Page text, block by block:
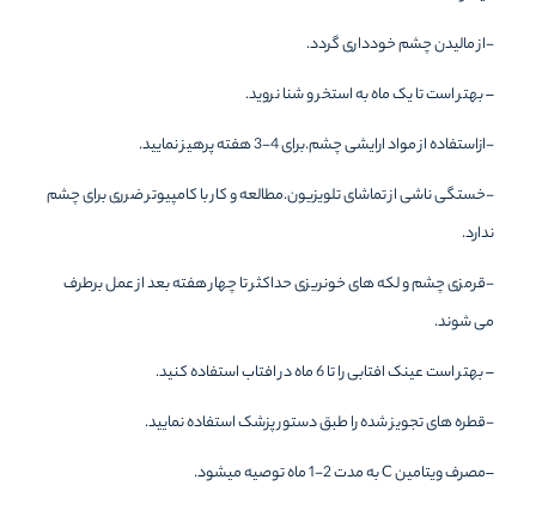
-از مالیدن چشم خودداری گردد.
– بهتر است تا یک ماه به استخر و شنا نروید.
-ازاستفاده از مواد ارایشی چشم.برای 4-3 هفته پرهیز نمایید.
-خستگی ناشی از تماشای تلویزیون.مطالعه و کار با کامپیوتر ضرری برای چشم
ندارد.
-قرمزی چشم و لکه های خونریزی حداکثر تا چهار هفته بعد از عمل برطرف
می شوند.
– بهتر است عینک افتابی را تا 6 ماه در افتاب استفاده کنید.
-قطره های تجویز شده را طبق دستور پزشک استفاده نمایید.
–مصرف ویتامین C به مدت 2-1 ماه توصیه میشود.